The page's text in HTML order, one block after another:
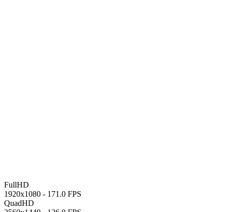
FullHD
1920x1080 - 171.0 FPS
QuadHD